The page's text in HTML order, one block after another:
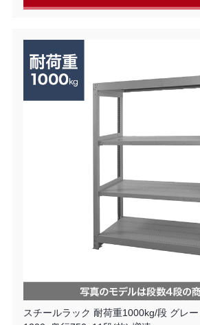
スチールラック 耐荷重1000kg/段 グレ